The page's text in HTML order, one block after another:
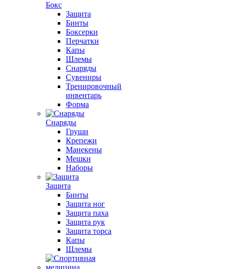
Бокс
Защита
Бинты
Боксерки
Перчатки
Капы
Шлемы
Снаряды
Сувениры
Тренировочный
инвентарь
Форма
Снаряды
Груши
Крепежи
Манекены
Мешки
Наборы
Защита
Бинты
Защита ног
Защита паха
Защита рук
Защита торса
Капы
Шлемы